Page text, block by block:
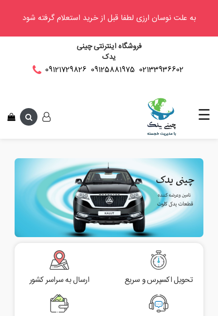
به علت نوسان ارزی لطفا قبل از خرید استعلام گرفته شود
فروشگاه اینترنتی چینی
یدک
02133936602
09125881975
09121729826
وینگل
سی
کاپرا
☰
تحویل اکسپرس و سریع ارسال به سراسر کشور